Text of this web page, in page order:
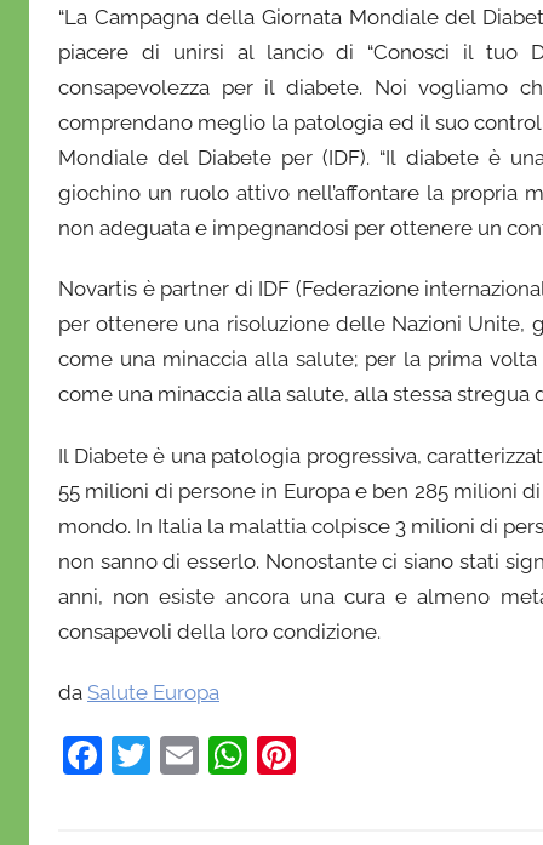
“La Campagna della Giornata Mondiale del
piacere di unirsi al lancio di “Conosci il tuo
consapevolezza per il diabete. Noi vogliamo
comprendano meglio la patologia ed il suo
Mondiale del Diabete per (IDF). “Il diabete è
giochino un ruolo attivo nell’affontare la propria
non adeguata e impegnandosi per ottenere un
Novartis è partner di IDF (Federazione
per ottenere una risoluzione delle Nazioni Unite,
come una minaccia alla salute; per la prima
come una minaccia alla salute, alla stessa
Il Diabete è una patologia progressiva,
55 milioni di persone in Europa e ben 285 milioni
mondo. In Italia la malattia colpisce 3 milioni di
non sanno di esserlo. Nonostante ci siano stati
anni, non esiste ancora una cura e almeno
consapevoli della loro condizione.
da Salute Europa
F
T
E
W